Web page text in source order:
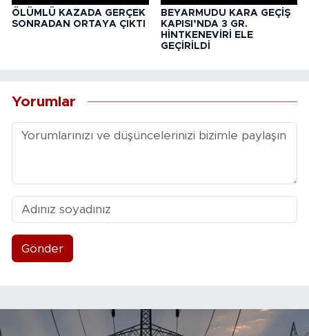
ÖLÜMLÜ KAZADA GERÇEK
SONRADAN ORTAYA ÇIKTI
BEYARMUDU KARA GEÇİŞ
KAPISI’NDA 3 GR.
HİNTKENEVİRİ ELE
GEÇİRİLDİ
Yorumlar
Gönder